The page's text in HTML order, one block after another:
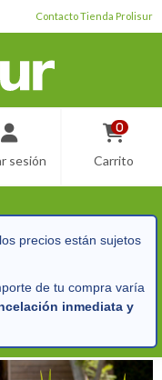
Contacto Tienda Prolisur
sesión
0
Carrito
precios están sujetos
de tu compra varía
inmediata y